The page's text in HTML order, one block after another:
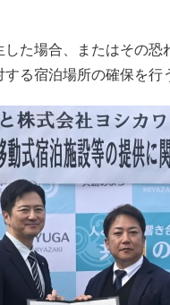
た場合、またはその恐
る宿泊場所の確保を行